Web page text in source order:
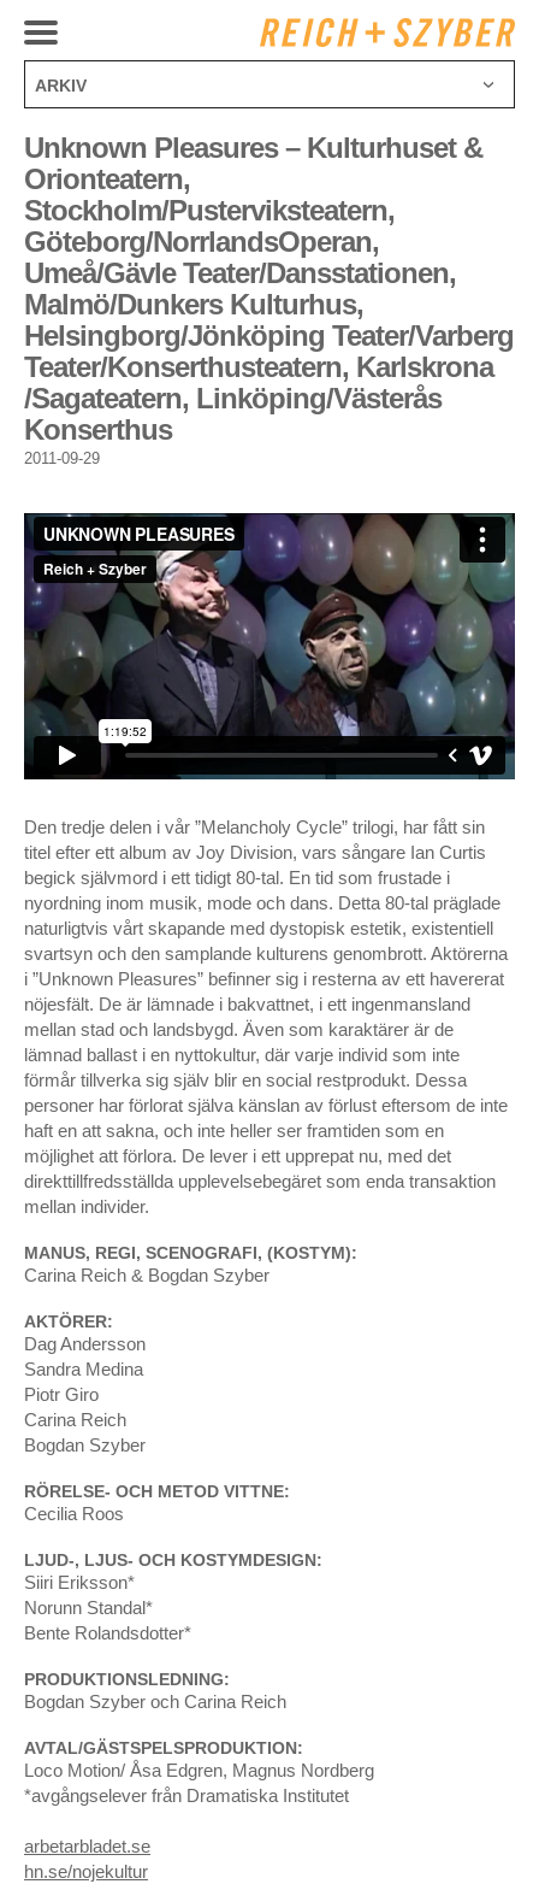
ARKIV
december 2024
oktober 2024
april 2024
februari 2024
juli 2023
mars 2023
november 2022
september 2022
augusti 2021
maj 2021
januari 2021
augusti 2020
juni 2020
april 2020
oktober 2019
oktober 2018
september 2018
april 2018
februari 2018
december 2017
mars 2017
december 2016
april 2016
mars 2016
oktober 2015
augusti 2015
mars 2015
september 2014
augusti 2014
maj 2014
november 2013
september 2013
augusti 2013
maj 2013
mars 2013
januari 2013
november 2012
oktober 2012
augusti 2012
mars 2012
februari 2012
januari 2012
oktober 2011
augusti 2011
februari 2011
Unknown Pleasures – Kulturhuset &
Orionteatern,
Stockholm/Pusterviksteatern,
Göteborg/NorrlandsOperan,
Umeå/Gävle Teater/Dansstationen,
Malmö/Dunkers Kulturhus,
Helsingborg/Jönköping Teater/Varberg
Teater/Konserthusteatern, Karlskrona
/Sagateatern, Linköping/Västerås
Konserthus
2011-09-29
Den tredje delen i vår ”Melancholy Cycle” trilogi, har fått sin
titel efter ett album av Joy Division, vars sångare Ian Curtis
begick självmord i ett tidigt 80-tal. En tid som frustade i
nyordning inom musik, mode och dans. Detta 80-tal präglade
naturligtvis vårt skapande med dystopisk estetik, existentiell
svartsyn och den samplande kulturens genombrott. Aktörerna
i ”Unknown Pleasures” befinner sig i resterna av ett havererat
nöjesfält. De är lämnade i bakvattnet, i ett ingenmansland
mellan stad och landsbygd. Även som karaktärer är de
lämnad ballast i en nyttokultur, där varje individ som inte
förmår tillverka sig själv blir en social restprodukt. Dessa
personer har förlorat själva känslan av förlust eftersom de inte
haft en att sakna, och inte heller ser framtiden som en
möjlighet att förlora. De lever i ett upprepat nu, med det
direkttillfredsställda upplevelsebegäret som enda transaktion
mellan individer.
MANUS, REGI, SCENOGRAFI, (KOSTYM):
Carina Reich & Bogdan Szyber
AKTÖRER:
Dag Andersson
Sandra Medina
Piotr Giro
Carina Reich
Bogdan Szyber
RÖRELSE- OCH METOD VITTNE:
Cecilia Roos
LJUD-, LJUS- OCH KOSTYMDESIGN:
Siiri Eriksson*
Norunn Standal*
Bente Rolandsdotter*
PRODUKTIONSLEDNING:
Bogdan Szyber och Carina Reich
AVTAL/GÄSTSPELSPRODUKTION:
Loco Motion/ Åsa Edgren, Magnus Nordberg
*avgångselever från Dramatiska Institutet
arbetarbladet.se
hn.se/nojekultur